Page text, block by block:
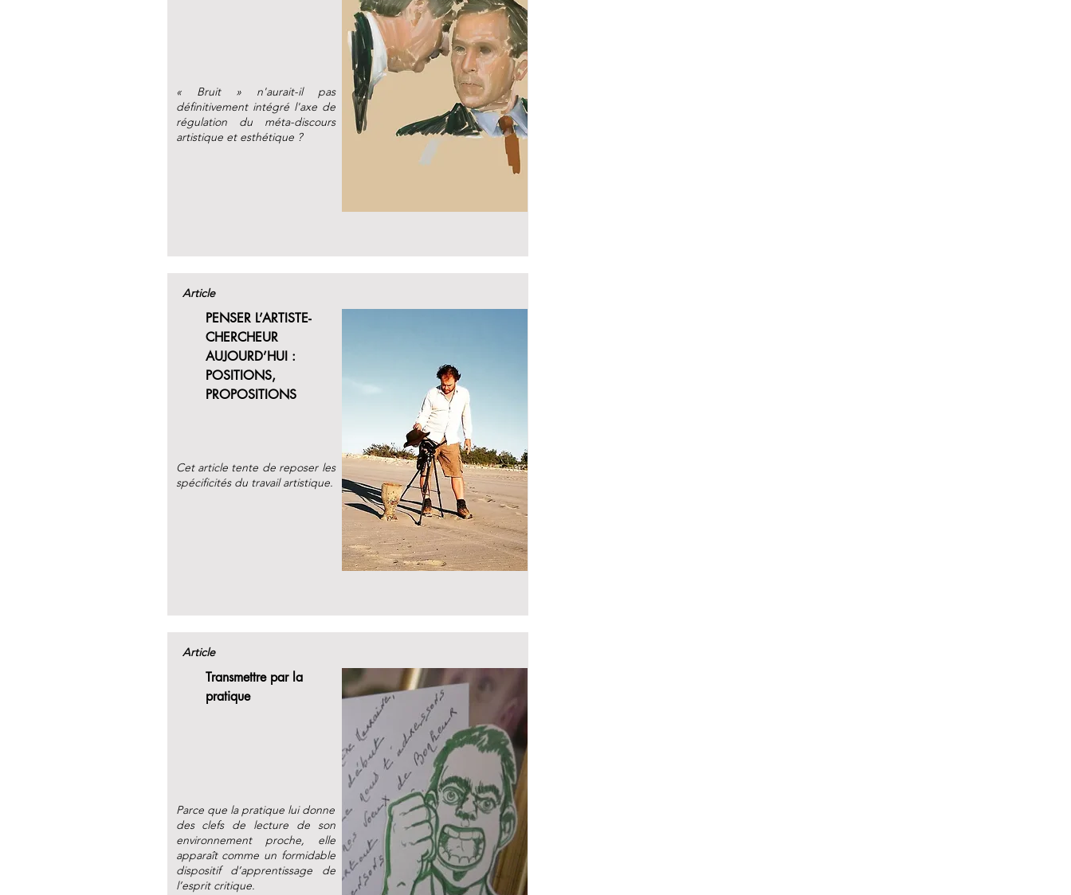
« Bruit » n'aurait-il pas
définitivement intégré l'axe de
régulation du méta-discours
artistique et esthétique ?
Article
PENSER L’ARTISTE-
CHERCHEUR
AUJOURD’HUI :
POSITIONS,
PROPOSITIONS
Cet article tente de reposer les
spécificités du travail artistique.
Article
Transmettre par la
pratique
Parce que la pratique lui donne
des clefs de lecture de son
environnement proche, elle
apparaît comme un formidable
dispositif d’apprentissage de
l’esprit critique.